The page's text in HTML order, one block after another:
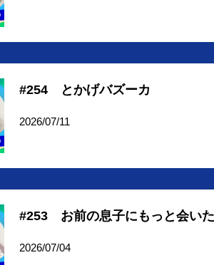
#254 とかげバズーカ
2026/07/11
#253 お前の息子にもっと会い
2026/07/04